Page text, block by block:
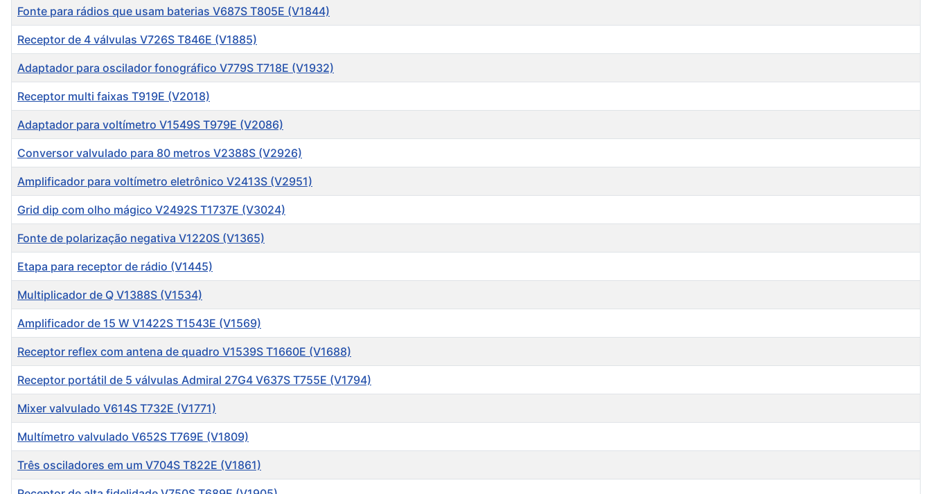
Fonte para rádios que usam baterias V687S T805E (V1844)
Receptor de 4 válvulas V726S T846E (V1885)
Adaptador para oscilador fonográfico V779S T718E (V1932)
Receptor multi faixas T919E (V2018)
Adaptador para voltímetro V1549S T979E (V2086)
Conversor valvulado para 80 metros V2388S (V2926)
Amplificador para voltímetro eletrônico V2413S (V2951)
Grid dip com olho mágico V2492S T1737E (V3024)
Fonte de polarização negativa V1220S (V1365)
Etapa para receptor de rádio (V1445)
Multiplicador de Q V1388S (V1534)
Amplificador de 15 W V1422S T1543E (V1569)
Receptor reflex com antena de quadro V1539S T1660E (V1688)
Receptor portátil de 5 válvulas Admiral 27G4 V637S T755E (V1794)
Mixer valvulado V614S T732E (V1771)
Multímetro valvulado V652S T769E (V1809)
Três osciladores em um V704S T822E (V1861)